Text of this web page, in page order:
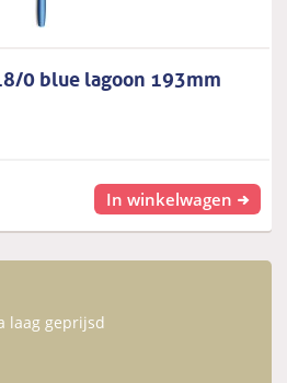
0 blue lagoon 193mm
In winkelwagen
laag geprijsd